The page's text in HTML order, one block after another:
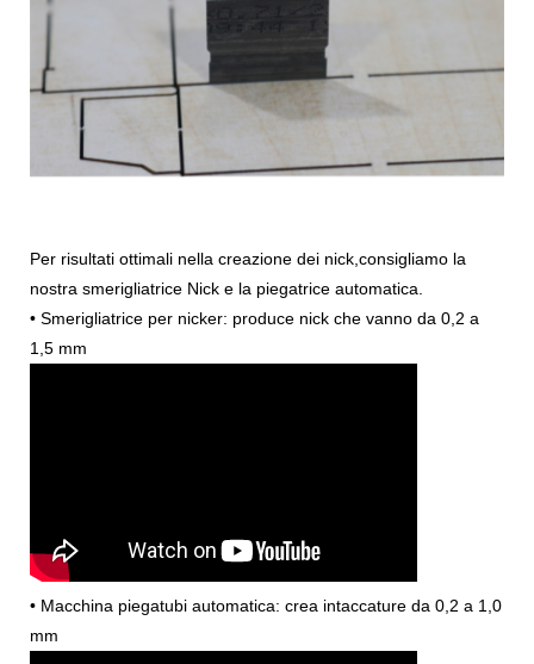
Per risultati ottimali nella creazione dei nick, consigliamo la
nostra smerigliatrice Nick e la piegatrice automatica.
• Smerigliatrice per nicker: produce nick che vanno da 0,2 a
1,5 mm
• Macchina piegatubi automatica: crea intaccature da 0,2 a 1,0
mm